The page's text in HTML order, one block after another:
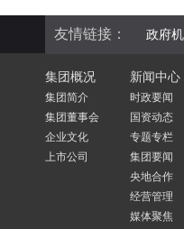
友情链接： 政府
集团概况
集团简介
集团董事会
企业文化
上市公司
新闻中心
时政要闻
国资动态
专题专栏
集团要闻
央地合作
经营管理
媒体聚焦